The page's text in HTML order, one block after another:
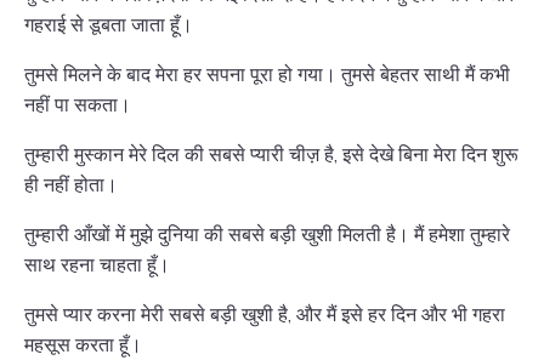
गहराई से डूबता जाता हूँ।
तुमसे मिलने के बाद मेरा हर सपना पूरा हो गया। तुमसे बेहतर साथी मैं कभी
नहीं पा सकता।
तुम्हारी मुस्कान मेरे दिल की सबसे प्यारी चीज़ है, इसे देखे बिना मेरा दिन शुरू
ही नहीं होता।
तुम्हारी आँखों में मुझे दुनिया की सबसे बड़ी खुशी मिलती है। मैं हमेशा तुम्हारे
साथ रहना चाहता हूँ।
तुमसे प्यार करना मेरी सबसे बड़ी खुशी है, और मैं इसे हर दिन और भी गहरा
महसूस करता हूँ।